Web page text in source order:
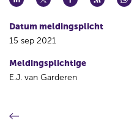
Datum meldingsplicht
15 sep 2021
Meldingsplichtige
E.J. van Garderen